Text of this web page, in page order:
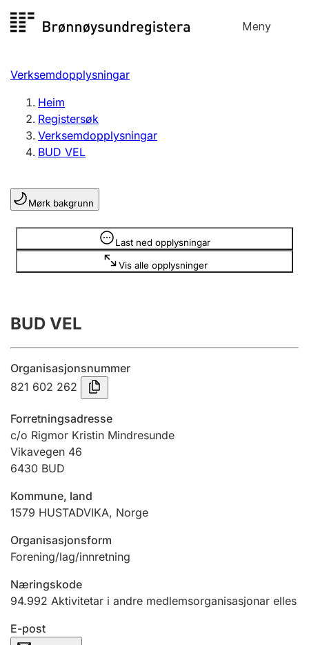
til
Meny
Registersøk
Aksjeselskap
Enkeltpersonføretak
Registrere, endre, slette
Lag og foreining
Registrere, endre, slette
Årsrekneskap
Innsending og forseinkingsgebyr
Tinglysing
Jeger
Betaling og jegeravgiftskort
Ektepaktrettleiaren
Verksemdopplysningar
Heim
Registersøk
Verksemdopplysningar
BUD VEL
Mørk bakgrunn
Last ned opplysningar
Vis alle opplysninger
Opplysninger er skjult
BUD VEL
Organisasjonsnummer
821 602 262
Forretningsadresse
c/o Rigmor Kristin Mindresunde
Vikavegen 46
6430 BUD
Kommune, land
1579 HUSTADVIKA, Norge
Organisasjonsform
Forening/lag/innretning
Næringskode
94.992 Aktivitetar i andre medlemsorganisasjonar elles
E-post